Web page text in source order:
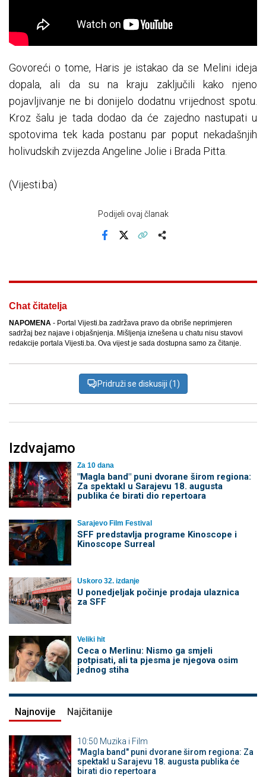
Govoreći o tome, Haris je istakao da se Melini ideja
dopala, ali da su na kraju zaključili kako njeno
pojavljivanje ne bi donijelo dodatnu vrijednost spotu.
Kroz šalu je tada dodao da će zajedno nastupati u
spotovima tek kada postanu par poput nekadašnjih
holivudskih zvijezda Angeline Jolie i Brada Pitta.
(Vijesti.ba)
Podijeli ovaj članak
Chat čitatelja
NAPOMENA - Portal Vijesti.ba zadržava pravo da obriše neprimjeren
sadržaj bez najave i objašnjenja. Mišljenja iznešena u chatu nisu stavovi
redakcije portala Vijesti.ba. Ova vijest je sada dostupna samo za čitanje.
Pridruži se diskusiji (1)
Izdvajamo
Za 10 dana
"Magla band" puni dvorane širom regiona:
Za spektakl u Sarajevu 18. augusta
publika će birati dio repertoara
Sarajevo Film Festival
SFF predstavlja programe Kinoscope i
Kinoscope Surreal
Uskoro 32. izdanje
U ponedjeljak počinje prodaja ulaznica
za SFF
Veliki hit
Ceca o Merlinu: Nismo ga smjeli
potpisati, ali ta pjesma je njegova osim
jednog stiha
Najnovije Najčitanije
10:50 Muzika i Film
"Magla band" puni dvorane širom regiona: Za
spektakl u Sarajevu 18. augusta publika će
birati dio repertoara